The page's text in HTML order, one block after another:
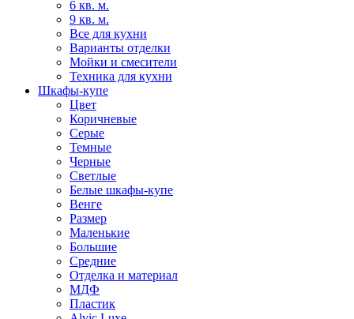
6 кв. м.
9 кв. м.
Все для кухни
Варианты отделки
Мойки и смесители
Техника для кухни
Шкафы-купе
Цвет
Коричневые
Серые
Темные
Черные
Светлые
Белые шкафы-купе
Венге
Размер
Маленькие
Большие
Средние
Отделка и материал
МДФ
Пластик